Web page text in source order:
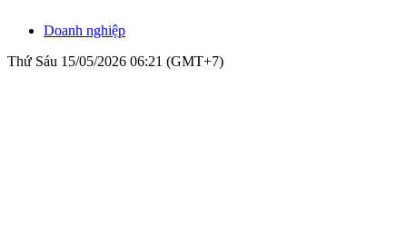
Doanh nghiệp
Thứ Sáu 15/05/2026 06:21 (GMT+7)